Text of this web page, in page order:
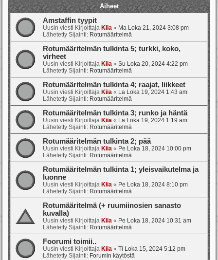
Aiheet
Amstaffin tyypit
Uusin viesti Kirjoittaja Kiia « Ma Loka 21, 2024 3:08 pm
Lähetetty Sijainti: Rotumääritelmä
Rotumääritelmän tulkinta 5; turkki, koko,
virheet
Uusin viesti Kirjoittaja Kiia « Su Loka 20, 2024 4:22 pm
Lähetetty Sijainti: Rotumääritelmä
Rotumääritelmän tulkinta 4; raajat, liikkeet
Uusin viesti Kirjoittaja Kiia « La Loka 19, 2024 1:43 am
Lähetetty Sijainti: Rotumääritelmä
Rotumääritelmän tulkinta 3; runko ja häntä
Uusin viesti Kirjoittaja Kiia « La Loka 19, 2024 1:19 am
Lähetetty Sijainti: Rotumääritelmä
Rotumääritelmän tulkinta 2; pää
Uusin viesti Kirjoittaja Kiia « Pe Loka 18, 2024 10:00 pm
Lähetetty Sijainti: Rotumääritelmä
Rotumääritelmän tulkinta 1; yleisvaikutelma ja
luonne
Uusin viesti Kirjoittaja Kiia « Pe Loka 18, 2024 8:10 pm
Lähetetty Sijainti: Rotumääritelmä
Rotumääritelmä (+ ruumiinosien sanasto
kuvalla)
Uusin viesti Kirjoittaja Kiia « Pe Loka 18, 2024 10:31 am
Lähetetty Sijainti: Rotumääritelmä
Foorumi toimii..
Uusin viesti Kirjoittaja Kiia « Ti Loka 15, 2024 5:12 pm
Lähetetty Sijainti: Forumin käytöstä